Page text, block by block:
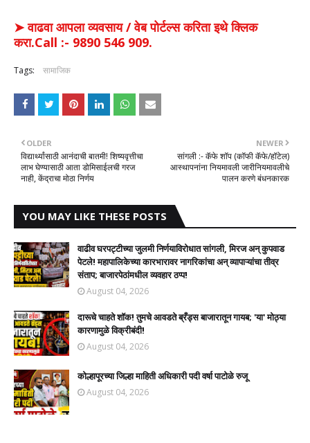
➤ वाढवा आपला व्यवसाय / वेब पोर्टल्स करिता इथे क्लिक
करा.Call :- 9890 546 909.
Tags: सामाजिक
NEWER
सांगली :- कॅफे शॉप (कॉफी कॅफे/हॉटेल)
आस्थापनांना नियमावली जारीनियमावलीचे
पालन करणे बंधनकारक
OLDER
विद्यार्थ्यांसाठी आनंदाची बातमी! शिष्यवृत्तीचा
लाभ घेण्यासाठी आता डोमिसाईलची गरज
नाही, केंद्राचा मोठा निर्णय
YOU MAY LIKE THESE POSTS
वाढीव घरपट्टीच्या जुलमी निर्णयाविरोधात सांगली, मिरज अन् कुपवाड
पेटले! महापालिकेच्या कारभारावर नागरिकांचा अन् व्यापाऱ्यांचा तीव्र
संताप; बाजारपेठांमधील व्यवहार ठप्प!​
August 04, 2026
दारूचे चाहते शॉक! तुमचे आवडते ब्रँड्स बाजारातून गायब; 'या' मोठ्या
कारणामुळे विक्रीबंदी!
August 04, 2026
कोल्हापूरच्या जिल्हा माहिती अधिकारी पदी वर्षा पाटोळे रुजू
August 04, 2026